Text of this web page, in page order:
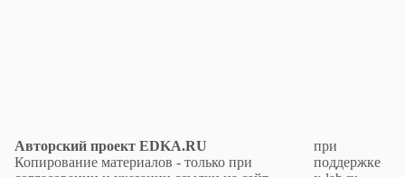
Авторский проект EDKA.RU
Копирование материалов - только при
при
поддержке